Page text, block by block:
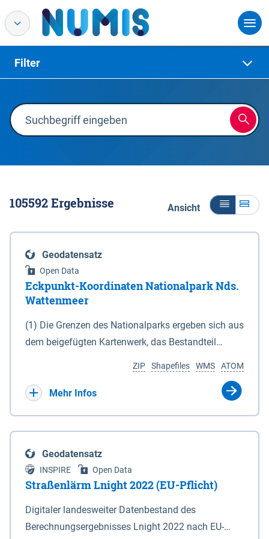
Filter
105592Ergebnisse Ansicht
Geodatensatz
Open Data
Eckpunkt-Koordinaten Nationalpark Nds.
Wattenmeer
(1) Die Grenzen des Nationalparks ergeben sich aus
dem beigefügten Kartenwerk, das Bestandteil
(DTK) im Maßstab 1 : 100 000 (Anlage 2), 2.
verkleinerte Amtliche Karte 1 : 5 000 (AK5) im
projizierte Koordinaten im Europäischen
Terrestrischen Referenzsystem 1989 (ETRS 89) mit
der Universalen Transversalen Mercator-Abbildung
bezogen auf die Zone 32 N (UTM 32N) dargestellt
(Anlage 4); Gleiches gilt für die geografischen
ATOM
WMS
Shapefiles
ZIP
Mehr Infos
Geodatensatz
INSPIRE Open Data
Straßenlärm Lnight 2022 (EU-Pflicht)
Digitaler landesweiter Datenbestand des
Berechnungsergebnisses Lnight 2022 nach EU-